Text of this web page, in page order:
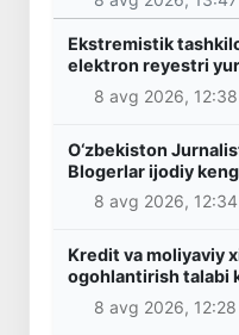
Ekstremistik
elektron reyestri
8 avg 2026, 12:38
O‘zbekiston
Blogerlar ijodiy
8 avg 2026, 12:34
Kredit va moliyaviy
ogohlantirish talabi
8 avg 2026, 12:28